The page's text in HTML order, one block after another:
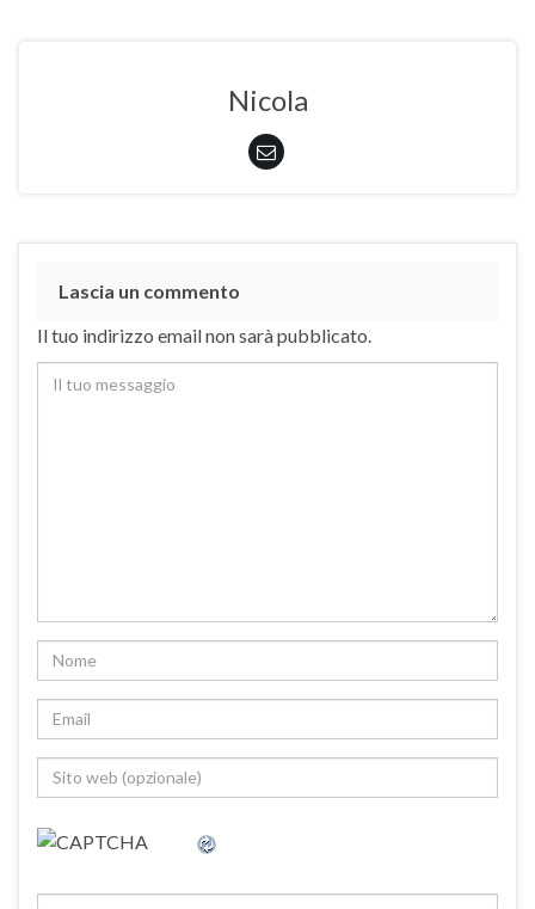
Nicola
Lascia un commento
Il tuo indirizzo email non sarà pubblicato.